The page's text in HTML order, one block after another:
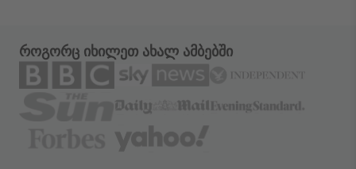
როგორც იხილეთ ახალ ამბებში